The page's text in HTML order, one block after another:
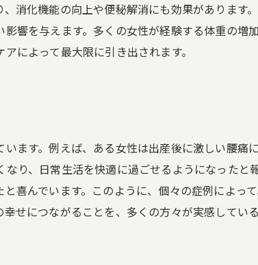
消化機能の向上や便秘解消にも効果があります
響を与えます。多くの女性が経験する体重の増
によって最大限に引き出されます。
ます。例えば、ある女性は出産後に激しい腰痛
り、日常生活を快適に過ごせるようになったと
喜んでいます。このように、個々の症例によっ
せにつながることを、多くの方々が実感している